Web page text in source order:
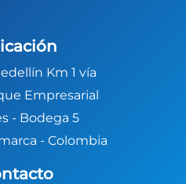
Km 1 vía
Empresarial
- Bodega 5
- Colombia